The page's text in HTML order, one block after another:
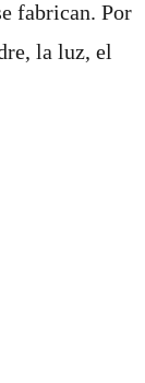
fabrican. Por
la luz, el